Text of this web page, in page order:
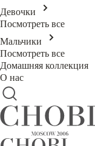
Девочки
Посмотреть все
Мальчики
Посмотреть все
Домашняя коллекция
О нас